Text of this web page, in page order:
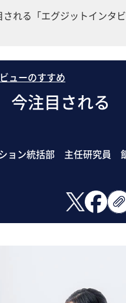
れる「エグジットインタ
ューのすすめ
今注目される
ション統括部 主任研究員